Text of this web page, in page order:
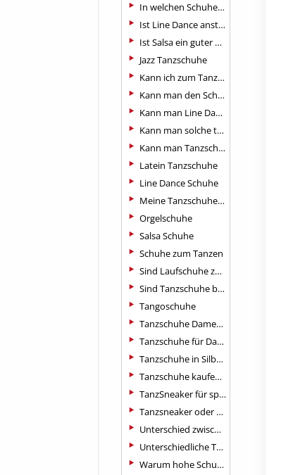
In welchen Schuhen kann man am besten tanzen?
Ist Line Dance anstrengend?
Ist Salsa ein guter Tanz für Anfänger?
Jazz Tanzschuhe
Kann ich zum Tanzen Jogginghosen tragen?
Kann man den Schuh hier auch in halben Größen bestellen?
Kann man Line Dance ohne Stiefel tanzen?
Kann man solche tanzschuhe eigentlich auch anderweitig, z.b. auf
Kann man Tanzschuhe auch im Alltag tragen?
Latein Tanzschuhe
Line Dance Schuhe
Meine Tanzschuhe aufrauen, pflegen und reinigen
Orgelschuhe
Salsa Schuhe
Schuhe zum Tanzen
Sind Laufschuhe zum Tanzen geeignet?
Sind Tanzschuhe bequemer als normale Schuhe?
Tangoschuhe
Tanzschuhe Damen flach
Tanzschuhe für Damen - Standard
Tanzschuhe in Silber: Die funkelnden Stars auf dem Parkett
Tanzschuhe kaufen: Tipps für den perfekter Start auf dem Parkett
TanzSneaker für sportliche Tänzer
Tanzsneaker oder auch Dance Sneakers
Unterschied zwischen Standard- und Lateinschuhen
Unterschiedliche Tanzpartnerinen
Warum hohe Schuhe beim Tanzen?